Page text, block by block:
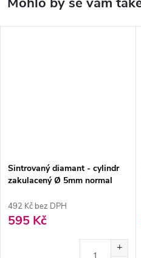
Sintrovaný diamant - cylindr
zakulacený Ø 5mm normal
492 Kč bez DPH
595 Kč